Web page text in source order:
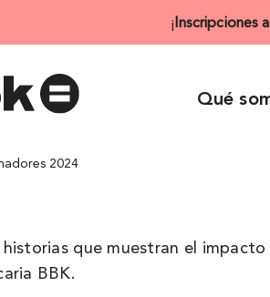
¡ Inscripciones
Qué
2024
historias que muestran el
BBK.